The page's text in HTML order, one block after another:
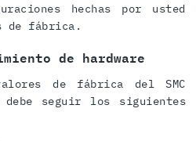
hechas por usted
de fábrica.
de hardware
de fábrica del SMC
N4 debe seguir los siguientes